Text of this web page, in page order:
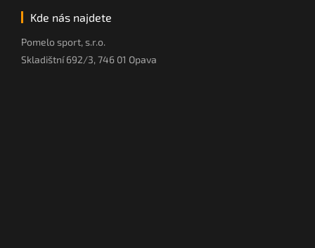
Kde nás najdete
Pomelo sport, s.r.o.
Skladištní 692/3, 746 01 Opava